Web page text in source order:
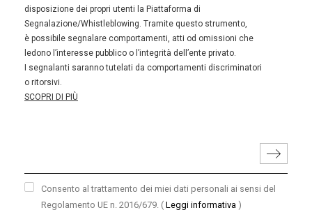
disposizione dei propri utenti la Piattaforma di
Segnalazione/Whistleblowing. Tramite questo strumento,
è possibile segnalare comportamenti, atti od omissioni che
ledono l’interesse pubblico o l’integrità dell’ente privato.
I segnalanti saranno tutelati da comportamenti discriminatori
o ritorsivi.
SCOPRI DI PIÙ
Consento al trattamento dei miei dati personali ai sensi del
Regolamento UE n. 2016/679. ( Leggi informativa )